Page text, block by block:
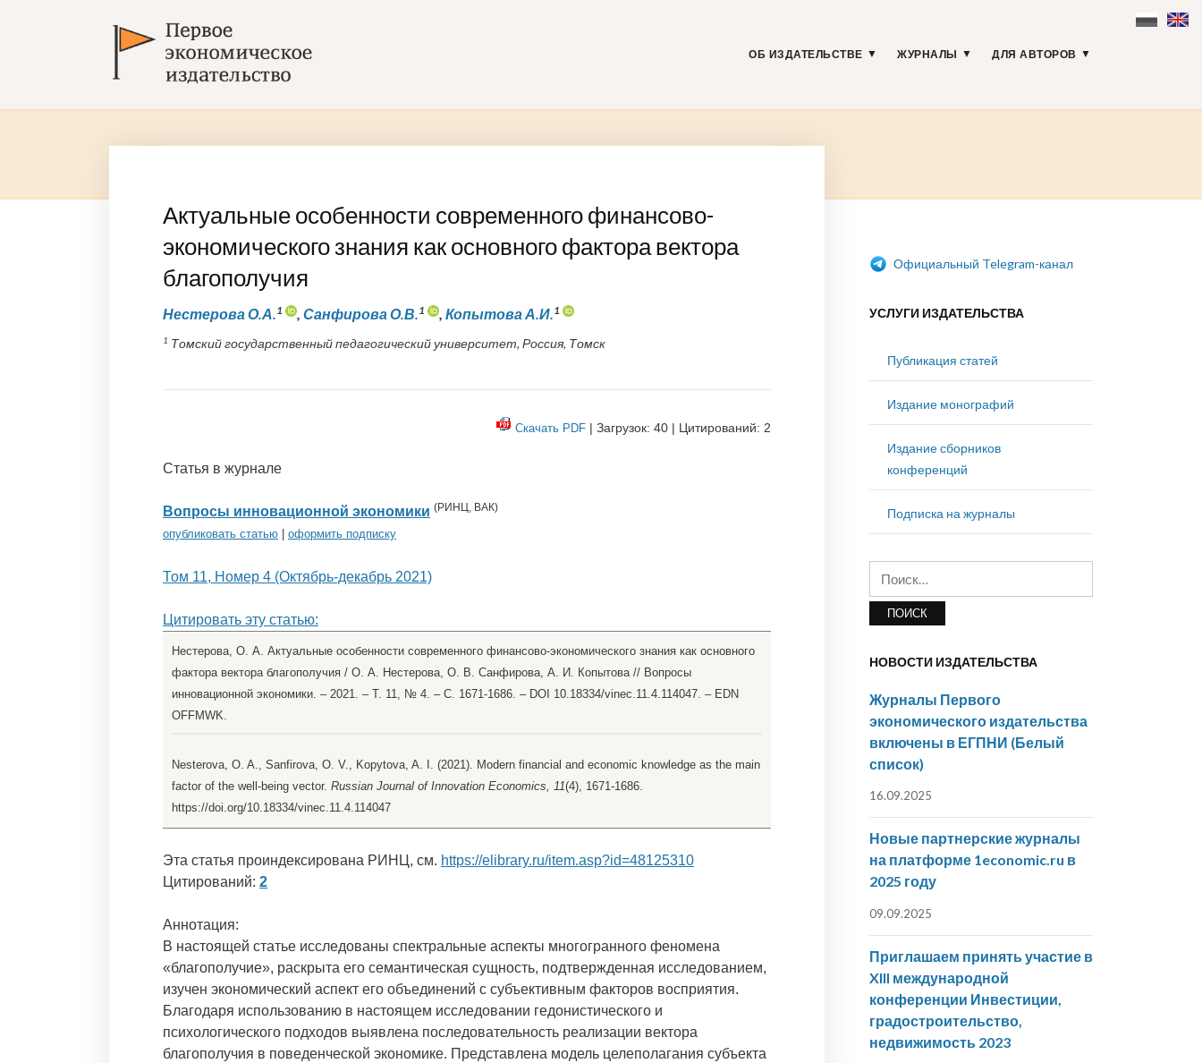
ОБ ИЗДАТЕЛЬСТВЕ ЖУРНАЛЫ ДЛЯ АВТОРОВ
Актуальные особенности современного финансово-
экономического знания как основного фактора вектора
благополучия
Нестерова О.А.1 , Санфирова О.В.1 , Копытова А.И.1
1 Томский государственный педагогический университет, Россия, Томск
Скачать PDF | Загрузок: 40 | Цитирований: 2
Статья в журнале
Вопросы инновационной экономики (РИНЦ, ВАК)
опубликовать статью оформить подписку
Том 11, Номер 4 (Октябрь-декабрь 2021)
Цитировать эту статью:
Нестерова, О. А. Актуальные особенности современного финансово-экономического знания как основного
фактора вектора благополучия / О. А. Нестерова, О. В. Санфирова, А. И. Копытова // Вопросы
инновационной экономики. – 2021. – Т. 11, № 4. – С. 1671-1686. – DOI 10.18334/vinec.11.4.114047. – EDN
OFFMWK.
Nesterova, O. A., Sanfirova, O. V., Kopytova, A. I. (2021). Modern financial and economic knowledge as the main
factor of the well-being vector. Russian Journal of Innovation Economics, 11(4), 1671-1686.
https://doi.org/10.18334/vinec.11.4.114047
Эта статья проиндексирована РИНЦ, см. https://elibrary.ru/item.asp?id=48125310
Цитирований: 2
Аннотация:
В настоящей статье исследованы спектральные аспекты многогранного феномена
«благополучие», раскрыта его семантическая сущность, подтвержденная исследованием,
изучен экономический аспект его объединений с субъективным факторов восприятия.
Благодаря использованию в настоящем исследовании гедонистического и
психологического подходов выявлена последовательность реализации вектора
благополучия в поведенческой экономике. Представлена модель целеполагания субъекта
Официальный Telegram-канал
УСЛУГИ ИЗДАТЕЛЬСТВА
Публикация статей
Издание монографий
Издание сборников
конференций
Подписка на журналы
НОВОСТИ ИЗДАТЕЛЬСТВА
Журналы Первого
экономического издательства
включены в ЕГПНИ (Белый
список)
16.09.2025
Новые партнерские журналы
на платформе 1economic.ru в
2025 году
09.09.2025
Приглашаем принять участие в
XIII международной
конференции Инвестиции,
градостроительство,
недвижимость 2023